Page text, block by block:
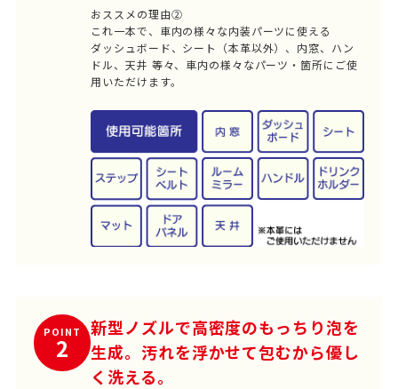
おススメの理由②
これ一本で、車内の様々な内装パーツに使える
ダッシュボード、シート（本革以外）、内窓、ハン
ドル、天井 等々、車内の様々なパーツ・箇所にご使
用いただけます。
POINT
2
新型ノズルで高密度のもっちり泡を
生成。汚れを浮かせて包むから優し
く洗える。